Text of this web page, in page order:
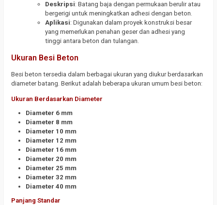
Deskripsi: Batang baja dengan permukaan berulir atau
bergerigi untuk meningkatkan adhesi dengan beton.
Aplikasi: Digunakan dalam proyek konstruksi besar
yang memerlukan penahan geser dan adhesi yang
tinggi antara beton dan tulangan.
Ukuran Besi Beton
Besi beton tersedia dalam berbagai ukuran yang diukur berdasarkan
diameter batang. Berikut adalah beberapa ukuran umum besi beton:
Ukuran Berdasarkan Diameter
Diameter 6 mm
Diameter 8 mm
Diameter 10 mm
Diameter 12 mm
Diameter 16 mm
Diameter 20 mm
Diameter 25 mm
Diameter 32 mm
Diameter 40 mm
Panjang Standar